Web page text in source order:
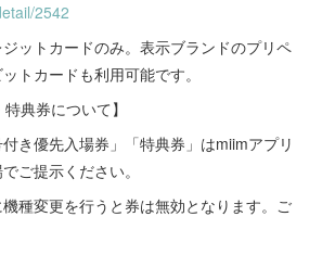
2542
ットカードのみ。表示ブランドのプリペ
トカードも利用可能です。
典券について】
き優先入場券」「特典券」はmiimアプリ
ご提示ください。
種変更を行うと券は無効となります。ご